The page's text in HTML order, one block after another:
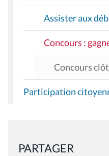
Assister aux
Concours :
Concours
Participation
PARTAGER